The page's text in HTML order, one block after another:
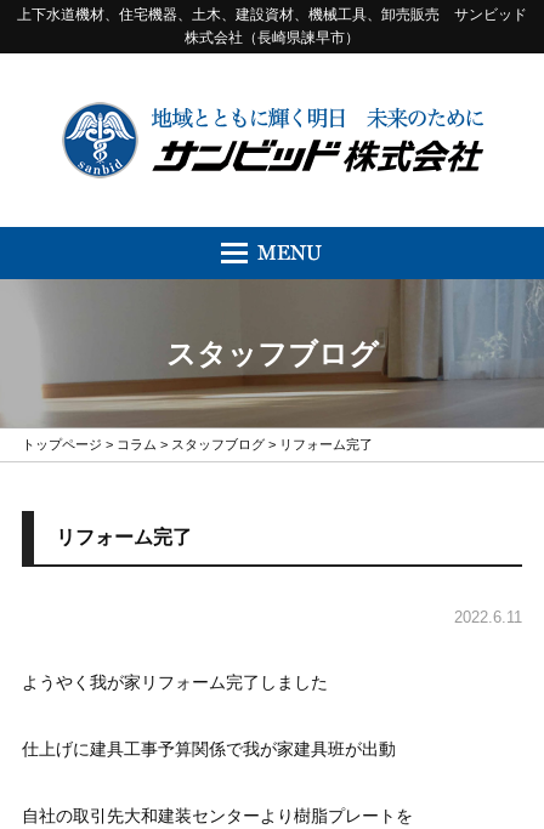
上下水道機材、住宅機器、土木、建設資材、機械工具、卸売販売 サンビッド
株式会社（長崎県諫早市）
スタッフブログ
トップページ > コラム > スタッフブログ> リフォーム完了
リフォーム完了
2022.6.11
ようやく我が家リフォーム完了しました
仕上げに建具工事予算関係で我が家建具班が出動
自社の取引先大和建装センターより樹脂プレートを